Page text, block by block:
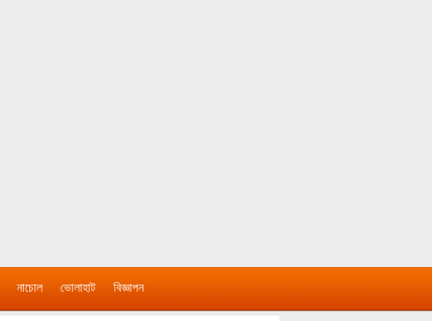
নাচোল ভোলাহাট বিজ্ঞাপন